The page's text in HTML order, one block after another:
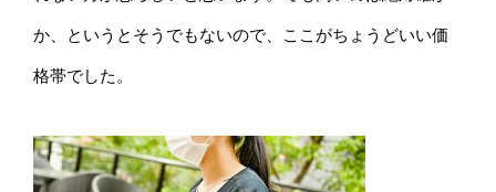
か、というとそうでもないので、ここがちょうどいい価
格帯でした。